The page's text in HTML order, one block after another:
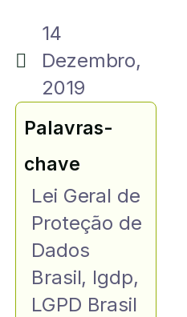
14
Dezembro,
2019
Palavras-
chave
Lei Geral de
Proteção de
Dados
Brasil, lgdp,
LGPD Brasil